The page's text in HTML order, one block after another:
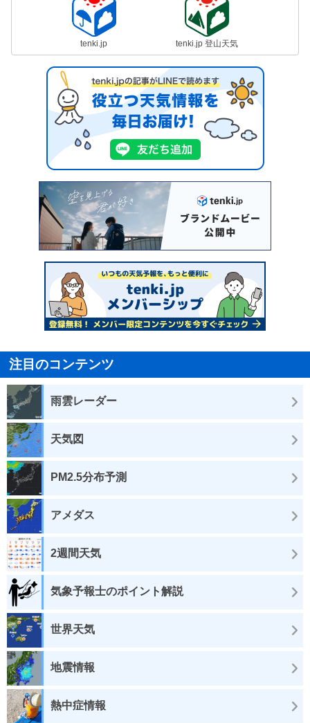
tenki.jp tenki.jp 登山天気
注目のコンテンツ
雨雲レーダー
天気図
PM2.5分布予測
アメダス
2週間天気
気象予報士のポイント解説
世界天気
地震情報
熱中症情報